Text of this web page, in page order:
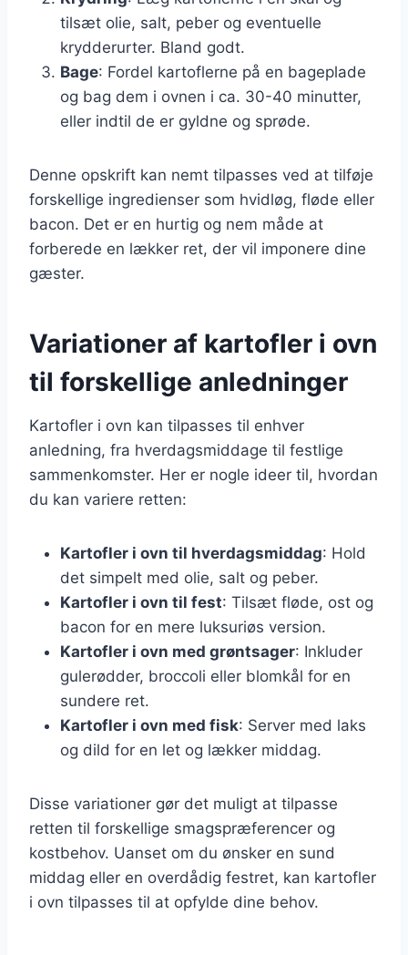
tilsæt olie, salt, peber og eventuelle
krydderurter. Bland godt.
Bage: Fordel kartoflerne på en bageplade
og bag dem i ovnen i ca. 30-40 minutter,
eller indtil de er gyldne og sprøde.
Denne opskrift kan nemt tilpasses ved at tilføje
forskellige ingredienser som hvidløg, fløde eller
bacon. Det er en hurtig og nem måde at
forberede en lækker ret, der vil imponere dine
gæster.
Variationer af kartofler i ovn
til forskellige anledninger
Kartofler i ovn kan tilpasses til enhver
anledning, fra hverdagsmiddage til festlige
sammenkomster. Her er nogle ideer til, hvordan
du kan variere retten:
Kartofler i ovn til hverdagsmiddag: Hold
det simpelt med olie, salt og peber.
Kartofler i ovn til fest: Tilsæt fløde, ost og
bacon for en mere luksuriøs version.
Kartofler i ovn med grøntsager: Inkluder
gulerødder, broccoli eller blomkål for en
sundere ret.
Kartofler i ovn med fisk: Server med laks
og dild for en let og lækker middag.
Disse variationer gør det muligt at tilpasse
retten til forskellige smagspræferencer og
kostbehov. Uanset om du ønsker en sund
middag eller en overdådig festret, kan kartofler
i ovn tilpasses til at opfylde dine behov.